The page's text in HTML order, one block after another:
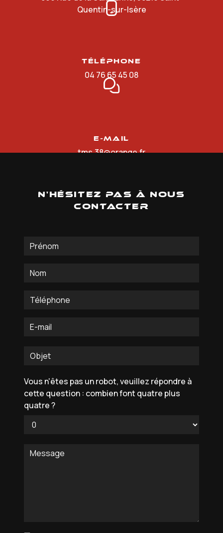
Quentin-sur-Isère
Téléphone
04 76 65 45 08
E-mail
tms.38@orange.fr
N'hésitez pas à nous
contacter
Vous n'êtes pas un robot, veuillez répondre à
cette question : combien font quatre plus
quatre ?